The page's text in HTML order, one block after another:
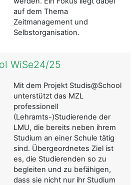
auf dem Thema
Zeitmanagement und
Selbstorganisation.
WiSe24/25
Mit dem Projekt Studis@School
unterstützt das MZL
professionell
(Lehramts-)Studierende der
LMU, die bereits neben ihrem
Studium an einer Schule tätig
sind. Übergeordnetes Ziel ist
es, die Studierenden so zu
begleiten und zu befähigen,
dass sie nicht nur ihr Studium